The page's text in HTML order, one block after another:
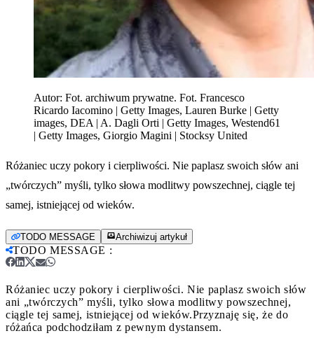
Autor: Fot. archiwum prywatne. Fot. Francesco
Ricardo Iacomino | Getty Images, Lauren Burke | Getty
images, DEA | A. Dagli Orti | Getty Images, Westend61
| Getty Images, Giorgio Magini | Stocksy United
Różaniec uczy pokory i cierpliwości. Nie paplasz swoich słów ani
„twórczych” myśli, tylko słowa modlitwy powszechnej, ciągle tej
samej, istniejącej od wieków.
TODO MESSAGE Archiwizuj artykuł
TODO MESSAGE :
Różaniec uczy pokory i cierpliwości. Nie paplasz swoich słów
ani „twórczych” myśli, tylko słowa modlitwy powszechnej,
ciągle tej samej, istniejącej od wieków.Przyznaję się, że do
różańca podchodziłam z pewnym dystansem.